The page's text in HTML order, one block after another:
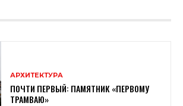
АРХИТЕКТУРА
ПОЧТИ ПЕРВЫЙ: ПАМЯТНИК «ПЕРВОМУ
ТРАМВАЮ»